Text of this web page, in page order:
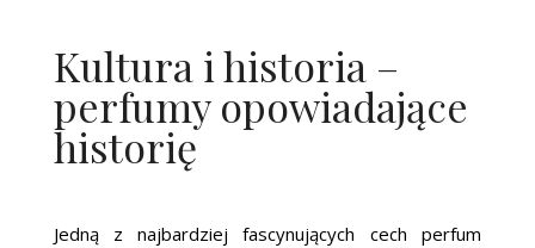
Kultura i historia –
perfumy opowiadające
historię
Jedną z najbardziej fascynujących cech perfum